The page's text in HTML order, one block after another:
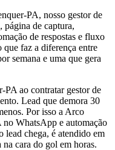
PA, nosso gestor de
página de captura,
de respostas e fluxo
faz a diferença entre
semana e uma que gera
PA ao contratar gestor de
Lead que demora 30
Por isso a Arco
WhatsApp e automação
chega, é atendido em
cara do gol em horas.